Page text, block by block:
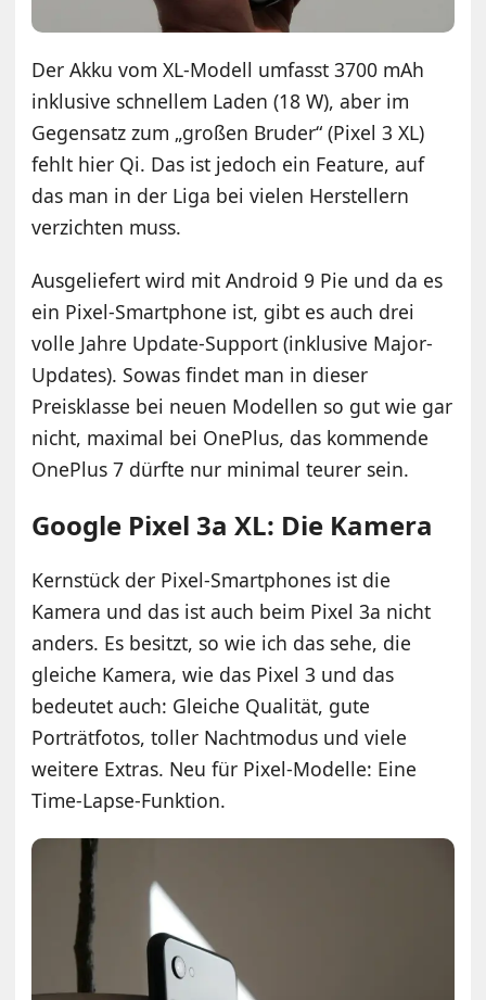
Der Akku vom XL-Modell umfasst 3700 mAh
inklusive schnellem Laden (18 W), aber im
Gegensatz zum „großen Bruder“ (Pixel 3 XL)
fehlt hier Qi. Das ist jedoch ein Feature, auf
das man in der Liga bei vielen Herstellern
verzichten muss.
Ausgeliefert wird mit Android 9 Pie und da es
ein Pixel-Smartphone ist, gibt es auch drei
volle Jahre Update-Support (inklusive Major-
Updates). Sowas findet man in dieser
Preisklasse bei neuen Modellen so gut wie gar
nicht, maximal bei OnePlus, das kommende
OnePlus 7 dürfte nur minimal teurer sein.
Google Pixel 3a XL: Die Kamera
Kernstück der Pixel-Smartphones ist die
Kamera und das ist auch beim Pixel 3a nicht
anders. Es besitzt, so wie ich das sehe, die
gleiche Kamera, wie das Pixel 3 und das
bedeutet auch: Gleiche Qualität, gute
Porträtfotos, toller Nachtmodus und viele
weitere Extras. Neu für Pixel-Modelle: Eine
Time-Lapse-Funktion.